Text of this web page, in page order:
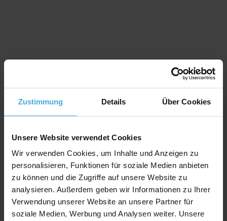
Zustimmung Details Über Cookies
Unsere Website verwendet Cookies
Wir verwenden Cookies, um Inhalte und Anzeigen zu
personalisieren, Funktionen für soziale Medien anbieten
zu können und die Zugriffe auf unsere Website zu
analysieren. Außerdem geben wir Informationen zu Ihrer
Verwendung unserer Website an unsere Partner für
soziale Medien, Werbung und Analysen weiter. Unsere